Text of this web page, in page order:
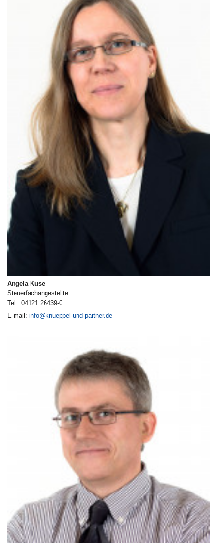
Angela Kuse
Steuerfachangestellte
Tel.: 04121 26439-0
E-mail: info@knueppel-und-partner.de